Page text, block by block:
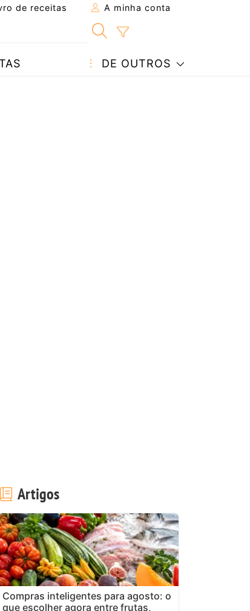
de receitas A minha conta
DE OUTROS
Artigos
Compras inteligentes para agosto: o
que escolher agora entre frutas,